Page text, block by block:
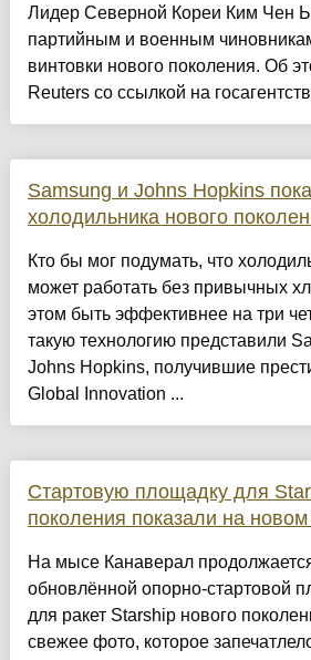
Лидер Северной Кореи Ким Чен
партийным и военным
винтовки нового поколения. Об
Reuters со ссылкой на
Samsung и Johns Hopkins
холодильника нового
Кто бы мог подумать, что
может работать без привычных
этом быть эффективнее на три
такую технологию представили
Johns Hopkins, получившие
Global Innovation ...
Стартовую площадку для
поколения показали на
На мысе Канаверал
обновлённой опорно-стартовой
для ракет Starship нового
свежее фото, которое